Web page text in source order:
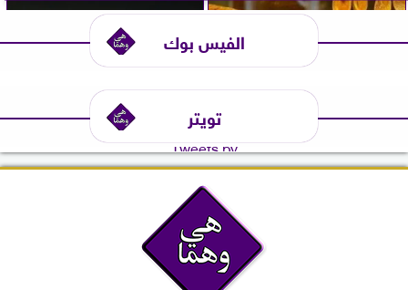
الفيس بوك
تويتر
Tweets by